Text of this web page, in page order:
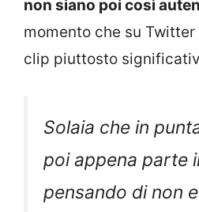
non siano poi così
momento che su
clip piuttosto
Solaia che in
poi appena parte
pensando di non